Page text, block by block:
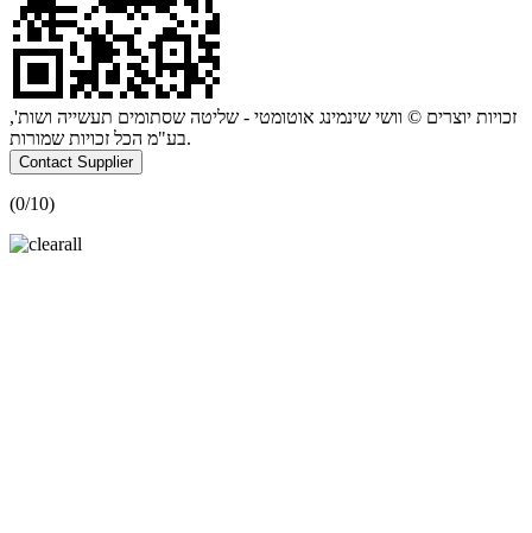
זכויות יוצרים © וושי שינמינג אוטומטי - שליטה שסתומים תעשייה ושות',
בע"מ הכל זכויות שמורות.
Contact Supplier
(0/10)